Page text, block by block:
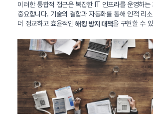
이러한 통합적 접근은 복잡한 IT 인프라를 운영하는
중요합니다. 기술의 결합과 자동화를 통해 인적 리
더 정교하고 효율적인해킹 방지 대책을 구현할 수